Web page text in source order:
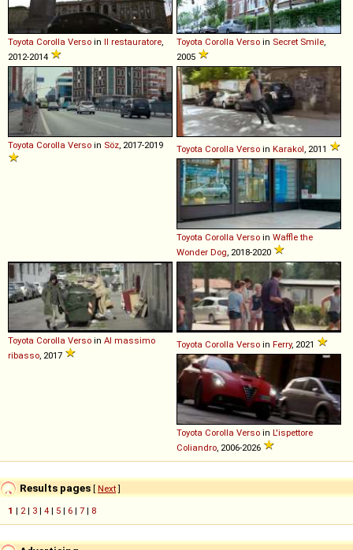
Toyota Corolla Verso in Il restauratore,
2012-2014
Toyota Corolla Verso in Secret Smile,
2005
Toyota Corolla Verso in Söz, 2017-2019 Toyota Corolla Verso in Karakol, 2011
Toyota Corolla Verso in Waffle the
Wonder Dog, 2018-2020
Toyota Corolla Verso in Al massimo
ribasso, 2017
Toyota Corolla Verso in Ferry, 2021
Toyota Corolla Verso in L'ispettore
Coliandro, 2006-2026
Results pages [ Next]
1 | 2| 3 | 4 | 5 | 6 | 7 | 8